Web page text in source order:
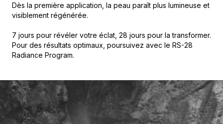
Dès la première application, la peau paraît plus lumineuse et
visiblement régénérée.
7 jours pour révéler votre éclat, 28 jours pour la transformer.
Pour des résultats optimaux, poursuivez avec le RS-28
Radiance Program.